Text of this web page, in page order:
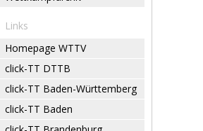
Links
Homepage WTTV
click-TT DTTB
click-TT Baden-Württemberg
click-TT Baden